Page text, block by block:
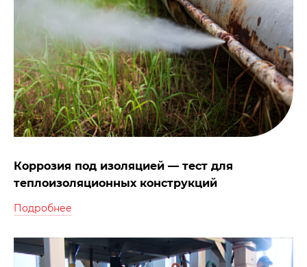
Коррозия под изоляцией — тест для
теплоизоляционных конструкций
Подробнее